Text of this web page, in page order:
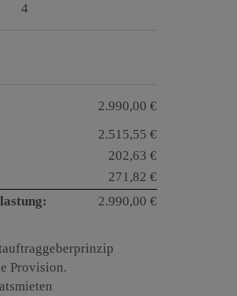
4
2.990,00 €
2.515,55 €
202,63 €
271,82 €
2.990,00 €
Provision.